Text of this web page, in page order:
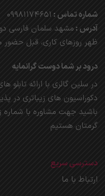
شماره تماس : 09981174651
آدرس : مشهد
ظهر روزهای کاری، قبل حضور
درود بر شما دوست گرانمایه
در سلین گالری با ارائه تابلو
دکوراسیون های زیباتری در
باشید جهت مشاوره با شماره
گرمتان هستیم
دسترسی سریع
ارتباط با ما